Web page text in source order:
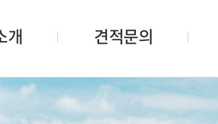
개 견적문의